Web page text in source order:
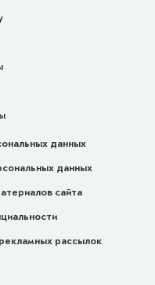
данных
данных
сайта
рассылок